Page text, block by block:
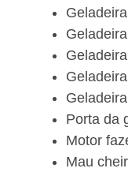
Porta da
Motor
Mau